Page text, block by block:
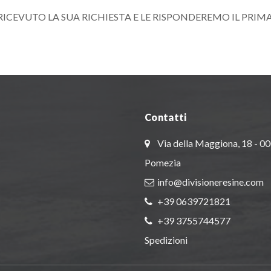
LA SUA RICHIESTA E LE RISPONDEREMO IL
Contatti
Via della Maggiona, 18 -
Pomezia
info@divisioneresine.com
+39 0639721821
+39 3755744577
Spedizioni